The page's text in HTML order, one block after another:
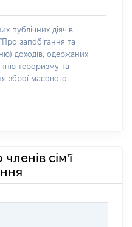
публічних діячів
запобігання та
доходів, одержаних
тероризму та
зброї масового
сім'ї